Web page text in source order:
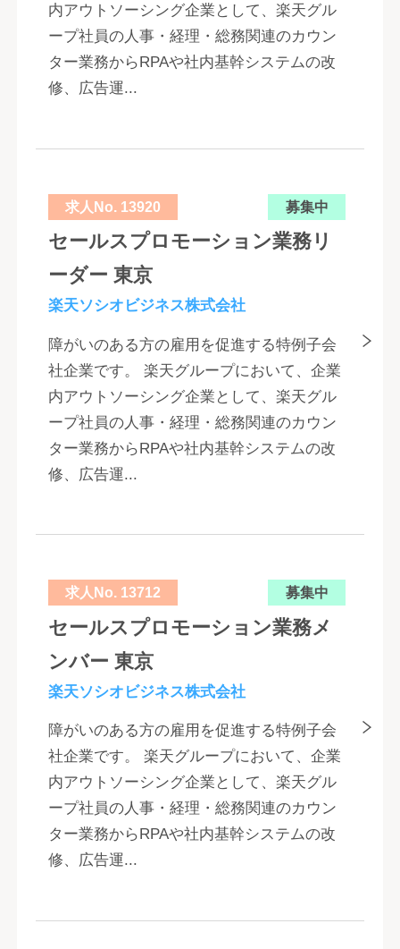
内アウトソーシング企業として、楽天グル
ープ社員の人事・経理・総務関連のカウン
ター業務からRPAや社内基幹システムの改
修、広告運...
求人No. 13920 募集中
セールスプロモーション業務リ
ーダー 東京
楽天ソシオビジネス株式会社
障がいのある方の雇用を促進する特例子会
社企業です。 楽天グループにおいて、企業
内アウトソーシング企業として、楽天グル
ープ社員の人事・経理・総務関連のカウン
ター業務からRPAや社内基幹システムの改
修、広告運...
求人No. 13712 募集中
セールスプロモーション業務メ
ンバー 東京
楽天ソシオビジネス株式会社
障がいのある方の雇用を促進する特例子会
社企業です。 楽天グループにおいて、企業
内アウトソーシング企業として、楽天グル
ープ社員の人事・経理・総務関連のカウン
ター業務からRPAや社内基幹システムの改
修、広告運...